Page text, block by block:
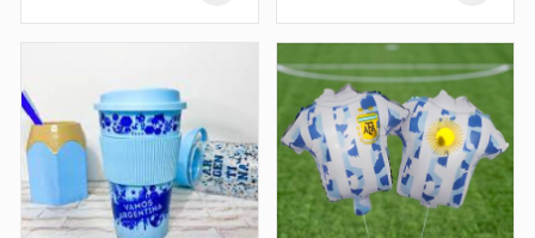
Globo Camiseta Argentina 10 Messi
$ 790
Vincha Elástica Bandera Argentina